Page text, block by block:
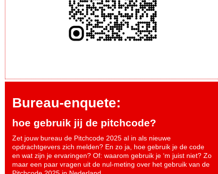
Bureau-enquete:
hoe gebruik jij de pitchcode?
Zet jouw bureau de Pitchcode 2025 al in als nieuwe
opdrachtgevers zich melden? En zo ja, hoe gebruik je de code
en wat zijn je ervaringen? Of: waarom gebruik je ‘m juist niet? Zo
maar een paar vragen uit de nul-meting over het gebruik van de